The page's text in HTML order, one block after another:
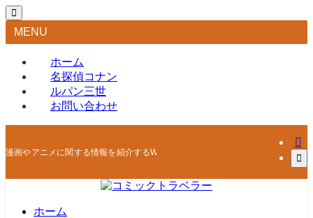
MENU
ホーム
名探偵コナン
ルパン三世
お問い合わせ
漫画やアニメに関する情報を紹介するWEBマガジン
ホーム